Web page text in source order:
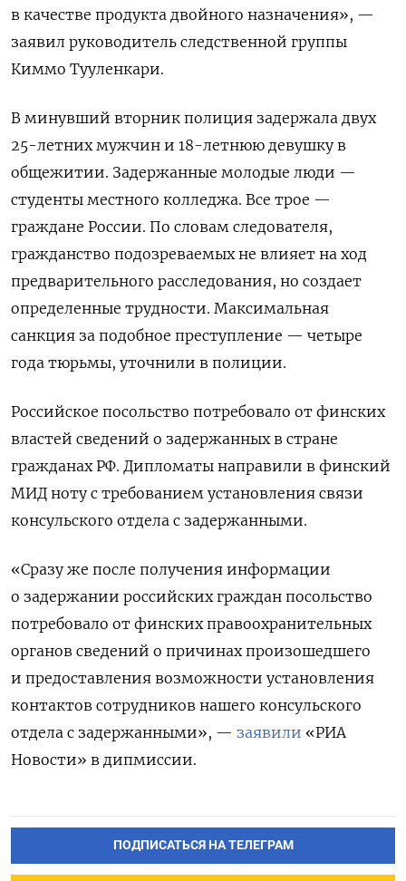
в качестве продукта двойного назначения», —
заявил руководитель следственной группы
Киммо Тууленкари.
В минувший вторник полиция задержала двух
25-летних мужчин и 18-летнюю девушку в
общежитии. Задержанные молодые люди —
студенты местного колледжа. Все трое —
граждане России. По словам следователя,
гражданство подозреваемых не влияет на ход
предварительного расследования, но создает
определенные трудности. Максимальная
санкция за подобное преступление — четыре
года тюрьмы, уточнили в полиции.
Российское посольство потребовало от финских
властей сведений о задержанных в стране
гражданах РФ. Дипломаты направили в финский
МИД ноту с требованием установления связи
консульского отдела с задержанными.
«Сразу же после получения информации
о задержании российских граждан посольство
потребовало от финских правоохранительных
органов сведений о причинах произошедшего
и предоставления возможности установления
контактов сотрудников нашего консульского
отдела с задержанными», — заявили «РИА
Новости» в дипмиссии.
ПОДПИСАТЬСЯ НА ТЕЛЕГРАМ